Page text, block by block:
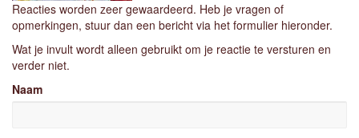
Reacties worden zeer gewaardeerd. Heb je vragen of
opmerkingen, stuur dan een bericht via het formulier hieronder.
Wat je invult wordt alleen gebruikt om je reactie te versturen en
verder niet.
Naam